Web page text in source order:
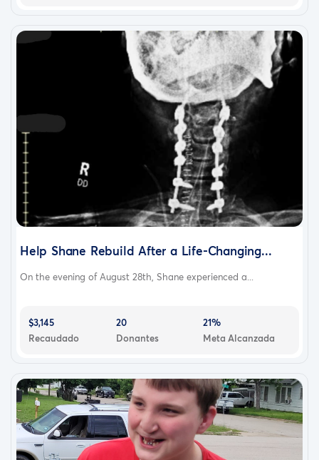
Help Shane Rebuild After a Life-Changing...
On the evening of August 28th, Shane experienced a...
$3,145
Recaudado
20
Donantes
21%
Meta Alcanzada